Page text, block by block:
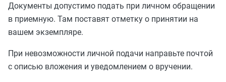
Документы допустимо подать при личном обращении
в приемную. Там поставят отметку о принятии на
вашем экземпляре.
При невозможности личной подачи направьте почтой
с описью вложения и уведомлением о вручении.